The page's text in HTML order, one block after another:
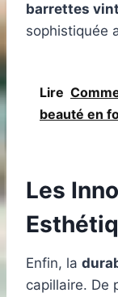
barrettes
sophistiquée
Lire
beauté en
Les
Enfin, la
capillaire. De